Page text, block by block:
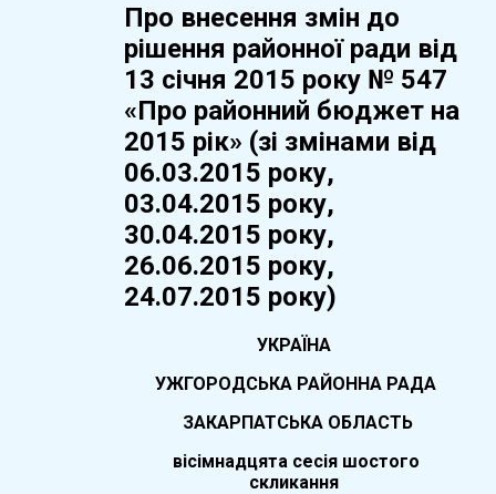
Про внесення змін до
рішення районної ради від
13 січня 2015 року № 547
«Про районний бюджет на
2015 рік» (зі змінами від
06.03.2015 року,
03.04.2015 року,
30.04.2015 року,
26.06.2015 року,
24.07.2015 року)
УКРАЇНА
УЖГОРОДСЬКА РАЙОННА РАДА
ЗАКАРПАТСЬКА ОБЛАСТЬ
вісімнадцятасесія шостого
скликання